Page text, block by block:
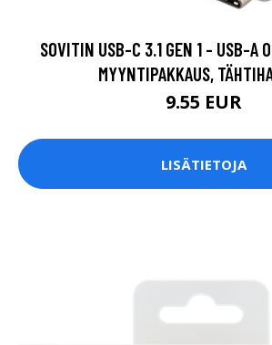
SOVITIN USB-C 3.1 GEN 1 - USB-A
MYYNTIPAKKAUS,
9.55 EUR
LISÄTIETOJA